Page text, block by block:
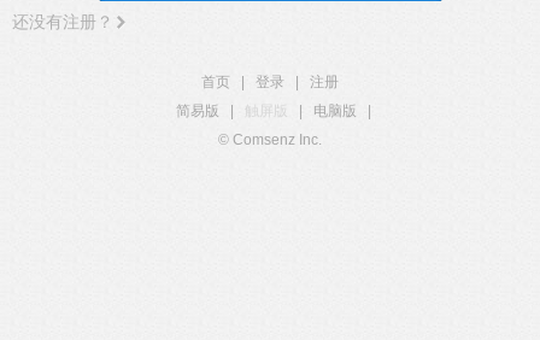
还没有注册？
首页 登录
注册
简易版
触屏版 电脑版
© Comsenz Inc.